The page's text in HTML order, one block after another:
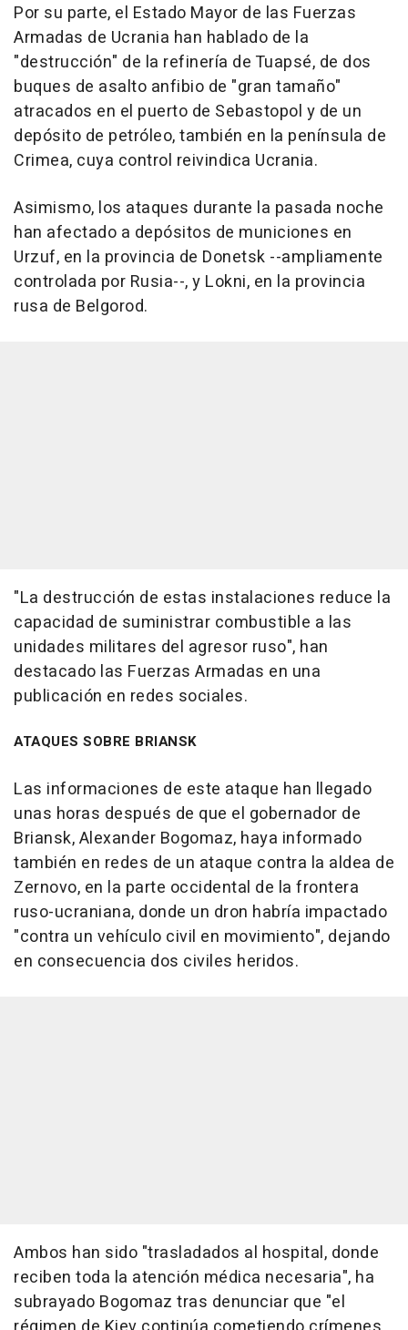
Por su parte, el Estado Mayor de las Fuerzas
Armadas de Ucrania han hablado de la
"destrucción" de la refinería de Tuapsé, de dos
buques de asalto anfibio de "gran tamaño"
atracados en el puerto de Sebastopol y de un
depósito de petróleo, también en la península de
Crimea, cuya control reivindica Ucrania.
Asimismo, los ataques durante la pasada noche
han afectado a depósitos de municiones en
Urzuf, en la provincia de Donetsk --ampliamente
controlada por Rusia--, y Lokni, en la provincia
rusa de Belgorod.
"La destrucción de estas instalaciones reduce la
capacidad de suministrar combustible a las
unidades militares del agresor ruso", han
destacado las Fuerzas Armadas en una
publicación en redes sociales.
ATAQUES SOBRE BRIANSK
Las informaciones de este ataque han llegado
unas horas después de que el gobernador de
Briansk, Alexander Bogomaz, haya informado
también en redes de un ataque contra la aldea de
Zernovo, en la parte occidental de la frontera
ruso-ucraniana, donde un dron habría impactado
"contra un vehículo civil en movimiento", dejando
en consecuencia dos civiles heridos.
Ambos han sido "trasladados al hospital, donde
reciben toda la atención médica necesaria", ha
subrayado Bogomaz tras denunciar que "el